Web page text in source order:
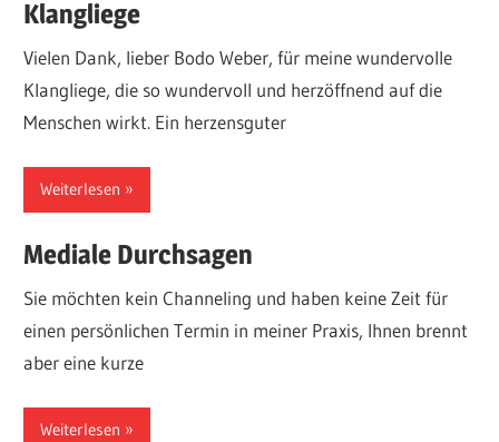
Klangliege
Vielen Dank, lieber Bodo Weber, für meine wundervolle
Klangliege, die so wundervoll und herzöffnend auf die
Menschen wirkt. Ein herzensguter
Weiterlesen
Mediale Durchsagen
Sie möchten kein Channeling und haben keine Zeit für
einen persönlichen Termin in meiner Praxis, Ihnen brennt
aber eine kurze
Weiterlesen